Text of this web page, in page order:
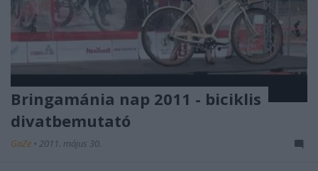
Bringamánia nap 2011 - biciklis
divatbemutató
GaZe • 2011. május 30.